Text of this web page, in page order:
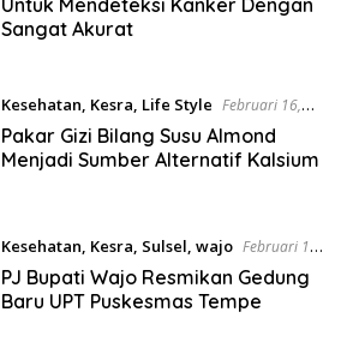
Untuk Mendeteksi Kanker Dengan
Sangat Akurat
Kesehatan, Kesra, Life Style Februari 16,
2025
Pakar Gizi Bilang Susu Almond
Menjadi Sumber Alternatif Kalsium
Kesehatan, Kesra, Sulsel, wajo Februari 11,
2025
PJ Bupati Wajo Resmikan Gedung
Baru UPT Puskesmas Tempe